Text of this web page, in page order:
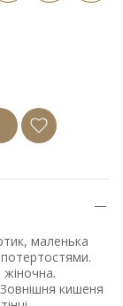
маленька
кишеня